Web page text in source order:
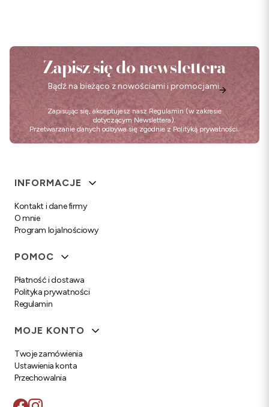
Zapisz się do newslettera
Bądź na bieżąco z nowościami i promocjami.
Zapisując się, akceptujesz nasz Regulamin (w zakresie
dotyczącym Newslettera).
Przetwarzanie danych odbywa się zgodnie z Polityką prywatności.
Linki w stopce
INFORMACJE
Kontakt i dane firmy
O mnie
Program lojalnościowy
POMOC
Płatność i dostawa
Polityka prywatności
Regulamin
MOJE KONTO
Twoje zamówienia
Ustawienia konta
Przechowalnia